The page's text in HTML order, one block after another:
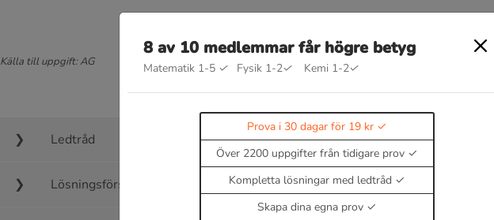
Källa till uppgift: AG
Ledtråd
Lösningsförslag
8 av 10 medlemmar får högre betyg
Matematik 1-5 ✓ Fysik 1-2✓ Kemi 1-2✓
Prova i 30 dagar för 19 kr
Över 2200 uppgifter från tidigare prov
Kompletta lösningar med ledtråd
Skapa dina egna prov